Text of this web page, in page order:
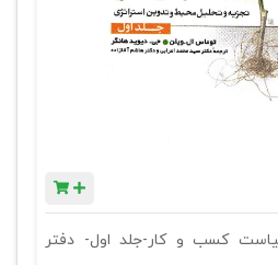
کسب و کار-جلد اول- دفتر